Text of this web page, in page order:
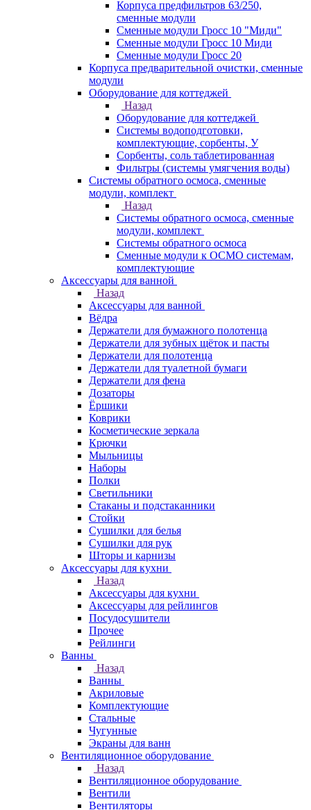
Корпуса предфильтров 63/250,
сменные модули
Сменные модули Гросс 10 "Миди"
Сменные модули Гросс 10 Миди
Сменные модули Гросс 20
Корпуса предварительной очистки, сменные
модули
Оборудование для коттеджей
Назад
Оборудование для коттеджей
Системы водоподготовки,
комплектующие, сорбенты, У
Сорбенты, соль таблетированная
Фильтры (системы умягчения воды)
Системы обратного осмоса, сменные
модули, комплект
Назад
Системы обратного осмоса, сменные
модули, комплект
Системы обратного осмоса
Сменные модули к ОСМО системам,
комплектующие
Аксессуары для ванной
Назад
Аксессуары для ванной
Вёдра
Держатели для бумажного полотенца
Держатели для зубных щёток и пасты
Держатели для полотенца
Держатели для туалетной бумаги
Держатели для фена
Дозаторы
Ёршики
Коврики
Косметические зеркала
Крючки
Мыльницы
Наборы
Полки
Светильники
Стаканы и подстаканники
Стойки
Сушилки для белья
Сушилки для рук
Шторы и карнизы
Аксессуары для кухни
Назад
Аксессуары для кухни
Аксессуары для рейлингов
Посудосушители
Прочее
Рейлинги
Ванны
Назад
Ванны
Акриловые
Комплектующие
Стальные
Чугунные
Экраны для ванн
Вентиляционное оборудование
Назад
Вентиляционное оборудование
Вентили
Вентиляторы